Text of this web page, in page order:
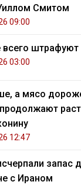
Смитом
09:00
штрафуют
03:00
а мясо
12:47
запас
с Ираном